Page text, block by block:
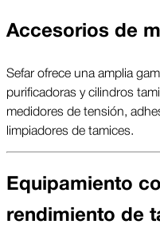
Accesorios de
Sefar ofrece una amplia
purificadoras y cilindros
medidores de tensión,
limpiadores de tamices.
Equipamiento
rendimiento de